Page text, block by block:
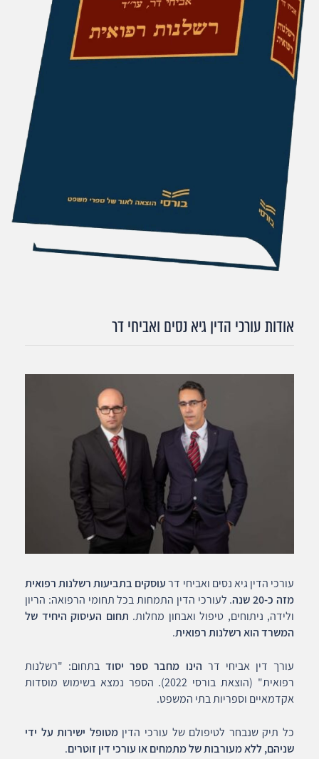
אודות עורכי הדין גיא נסים ואביחי דר
עורכי הדין גיא נסים ואביחי דרעוסקים בתביעות רשלנות רפואית
מזה כ-20 שנה
. לעורכי הדין התמחות בכל תחומי הרפואה: הריון
ולידה, ניתוחים, טיפול ואבחון מחלות. תחום העיסוק היחיד של
המשרד הוא רשלנות רפואית.
עורך דין אביחי דר הינו מחבר ספר יסודבתחום: "רשלנות
רפואית" (הוצאת בורסי 2022). הספר נמצא בשימוש מוסדות
אקדמאיים וספריות בתי המשפט.
כל תיק שנבחר לטיפולם של עורכי הדיןמטופל ישירות על ידי
שניהם, ללא מעורבות של מתמחים או עורכי דין זוטרים.